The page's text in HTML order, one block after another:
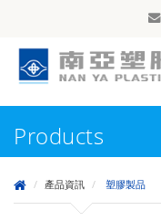
Products
產品資訊 塑膠製品